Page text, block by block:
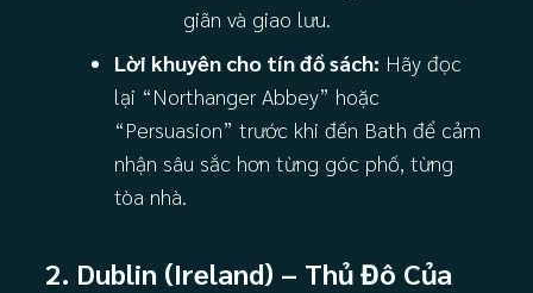
giãn và giao lưu.
Lời khuyên cho tín đồ sách: Hãy đọc
lại “Northanger Abbey” hoặc
“Persuasion” trước khi đến Bath để cảm
nhận sâu sắc hơn từng góc phố, từng
tòa nhà.
2. Dublin (Ireland) – Thủ Đô Của